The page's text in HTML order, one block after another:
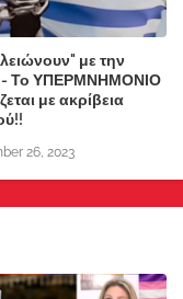
με την
- Το ΥΠΕΡΜΝΗΜΟΝΙΟ
με ακρίβεια
26, 2023